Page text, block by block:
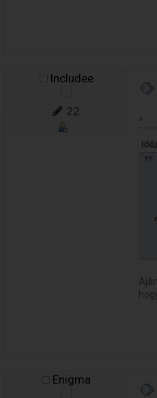
Includee
22
»
Enigma